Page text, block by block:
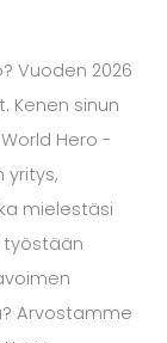
Vuoden 2026
Kenen sinun
Hero -
yritys,
mielestäsi
Arvostamme